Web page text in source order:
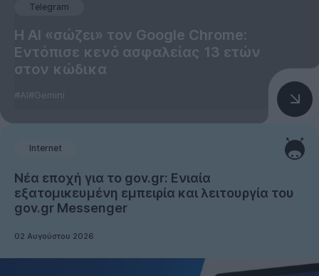
Telegram
Η AI «σώζει» τον Google Chrome:
Εντόπισε κενό ασφαλείας 13 ετών
στον κώδικα
#AI#Gemini
Internet
Νέα εποχή για το gov.gr: Ενιαία
εξατομικευμένη εμπειρία και λειτουργία του
gov.gr Messenger
02 Αυγούστου 2026